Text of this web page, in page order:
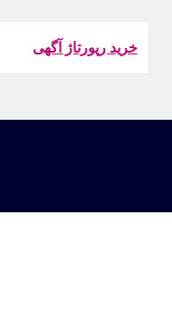
خرید رپورتاژ آگهی